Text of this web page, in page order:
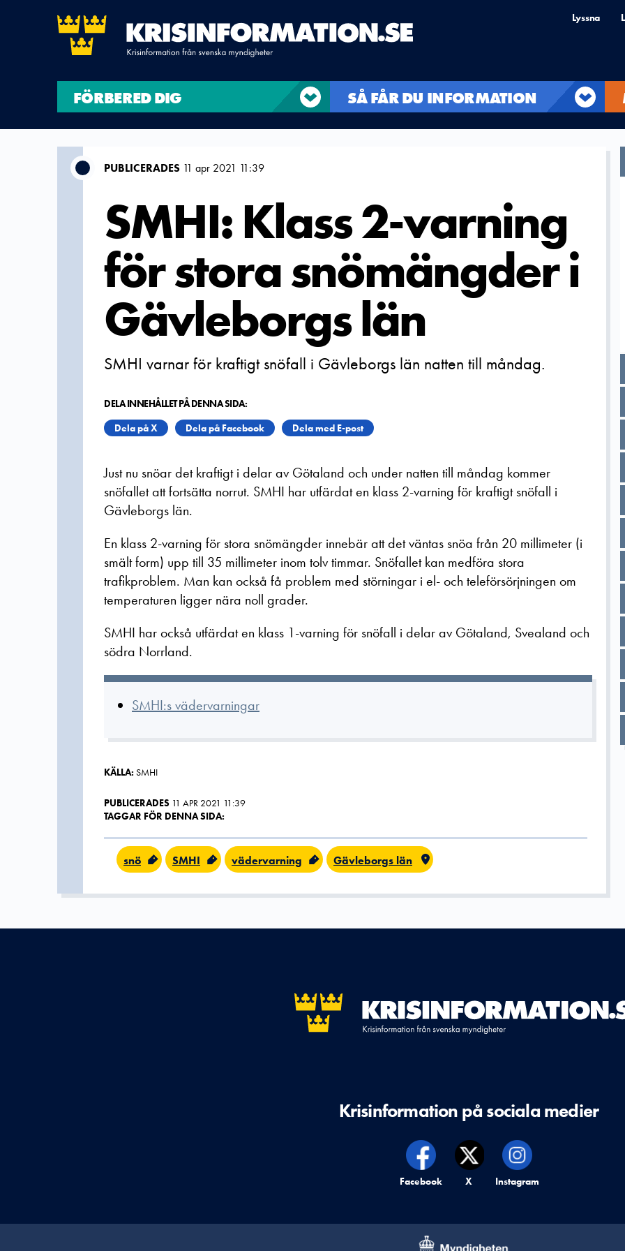
Lyssna
FÖRBERED DIG SÅ FÅR DU INFORMATION
PUBLICERADES 11 apr 2021 11:39
SMHI: Klass 2-varning
för stora snömängder i
Gävleborgs län
SMHI varnar för kraftigt snöfall i Gävleborgs län natten till måndag.
DELA INNEHÅLLET PÅ DENNA SIDA:
Dela på X
Dela på Facebook Dela med E-post
Just nu snöar det kraftigt i delar av Götaland och under natten till måndag kommer
snöfallet att fortsätta norrut. SMHI har utfärdat en klass 2-varning för kraftigt snöfall i
Gävleborgs län.
En klass 2-varning för stora snömängder innebär att det väntas snöa från 20 millimeter (i
smält form) upp till 35 millimeter inom tolv timmar. Snöfallet kan medföra stora
trafikproblem. Man kan också få problem med störningar i el- och teleförsörjningen om
temperaturen ligger nära noll grader.
SMHI har också utfärdat en klass 1-varning för snöfall i delar av Götaland, Svealand och
södra Norrland.
SMHI:s vädervarningar
KÄLLA: SMHI
PUBLICERADES 11 APR 2021 11:39
TAGGAR FÖR DENNA SIDA:
snö SMHI vädervarning Gävleborgs län
Krisinformation på sociala medier
Krisinformation på,
Facebook Krisinformation på,
X Krisinformation på,
Instagram